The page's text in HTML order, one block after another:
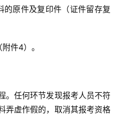
的原件及复印件（证件留存复
件4）。
。任何环节发现报考人员不符
弄虚作假的，取消其报考资格